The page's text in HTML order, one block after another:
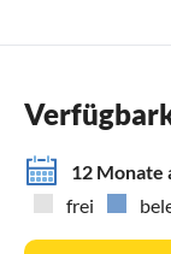
12 Monate
frei